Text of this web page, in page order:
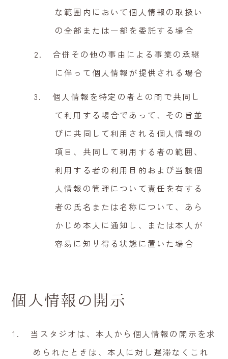
な範囲内において個人情報の取扱い
の全部または一部を委託する場合
合併その他の事由による事業の承継
に伴って個人情報が提供される場合
個人情報を特定の者との間で共同し
て利用する場合であって、その旨並
びに共同して利用される個人情報の
項目、共同して利用する者の範囲、
利用する者の利用目的および当該個
人情報の管理について責任を有する
者の氏名または名称について、あら
かじめ本人に通知し、または本人が
容易に知り得る状態に置いた場合
個人情報の開示
当スタジオは、本人から個人情報の開示を求
められたときは、本人に対し遅滞なくこれ